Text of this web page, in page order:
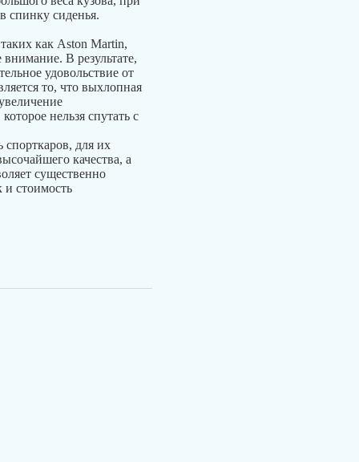
спинку сиденья.
как Aston Martin,
В результате,
удовольствие от
то, что выхлопная
нельзя спутать с
спорткаров, для их
качества, а
существенно
и стоимость